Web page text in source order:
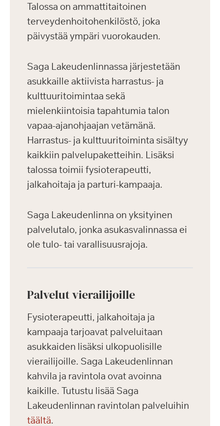
Talossa on ammattitaitoinen
terveydenhoitohenkilöstö, joka
päivystää ympäri vuorokauden.
Saga Lakeudenlinnassa järjestetään
asukkaille aktiivista harrastus- ja
kulttuuritoimintaa sekä
mielenkiintoisia tapahtumia talon
vapaa-ajanohjaajan vetämänä.
Harrastus- ja kulttuuritoiminta sisältyy
kaikkiin palvelupaketteihin. Lisäksi
talossa toimii fysioterapeutti,
jalkahoitaja ja parturi-kampaaja.
Saga Lakeudenlinna on yksityinen
palvelutalo, jonka asukasvalinnassa ei
ole tulo- tai varallisuusrajoja.
Palvelut vierailijoille
Fysioterapeutti, jalkahoitaja ja
kampaaja tarjoavat palveluitaan
asukkaiden lisäksi ulkopuolisille
vierailijoille. Saga Lakeudenlinnan
kahvila ja ravintola ovat avoinna
kaikille. Tutustu lisää Saga
Lakeudenlinnan ravintolan palveluihin
täältä.